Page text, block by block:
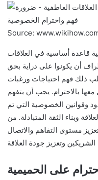
Source:
قاعدة أساسية في العلاقات
أن يكونوا على دراية بحق
ذلك فهم احتياجات ورغبات
بالاحترام. يجب أن يتفهم
وقوانين الخصوصية التي تم
وبناء الثقة المتبادلة. من
مستوى التفاهم والاتصال
على الحميمية